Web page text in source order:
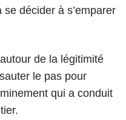
décider à s’emparer
de la légitimité
le pas pour
qui a conduit